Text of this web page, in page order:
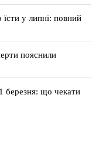
їсти у липні: повний
пояснили
березня: що чекати